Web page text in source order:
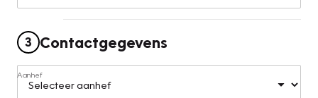
3 Contactgegevens
Aanhef